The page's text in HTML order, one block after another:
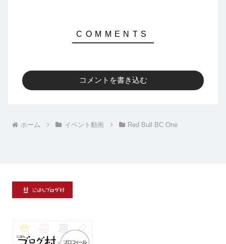
コメントを書き込む
ホーム イベント動画 Red Bull BC One